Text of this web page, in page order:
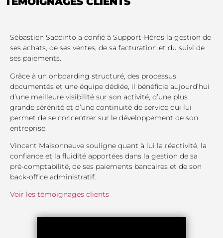
Sébastien Saccinto a confié à Support-Héros la gestion de
ses achats, de ses ventes, de sa facturation et du suivi de
ses paiements.
Grâce à un onboarding structuré, des processus
documentés et une équipe dédiée, il bénéficie aujourd’hui
d’une meilleure visibilité sur son activité, d’une plus
grande sérénité et d’une continuité de service qui lui
permet de se concentrer sur le développement de son
entreprise.
Vincent Maisonneuve souligne quant à lui la réactivité, la
confiance et la fluidité apportées dans la gestion de sa
pré-comptabilité, de ses paiements bancaires et de son
back-office administratif.
Voir les témoignages clients